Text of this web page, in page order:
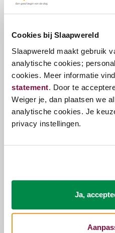
Cookies bij Slaapwereld
Slaapwereld maakt gebruik
analytische cookies;
cookies. Meer informatie
statement. Door te
Weiger je, dan plaatsen we
analytische cookies. Je
privacy instellingen.
Ja,
binnenkleding waarmee
toevoeging van
draagt bij aan een goede
Alle Silverline matrassen
ambachtelijke wijze
handgrepen en
textielpakket.
koppelrits voorzien
tegen elkaar aan liggen
Pullman
Een matras dat jaar in
aanvoelen? Het kan echt.